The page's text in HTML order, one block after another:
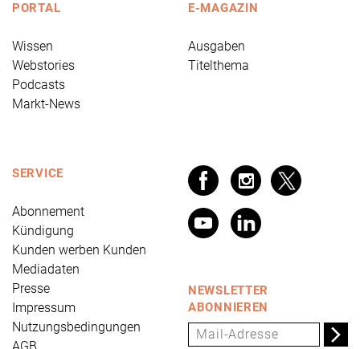
PORTAL
Wissen
Webstories
Podcasts
Markt-News
E-MAGAZIN
Ausgaben
Titelthema
SERVICE
Abonnement
Kündigung
Kunden werben Kunden
Mediadaten
Presse
Impressum
Nutzungsbedingungen
AGB
NEWSLETTER
ABONNIEREN